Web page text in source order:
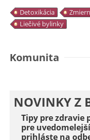
Detoxikácia
Liečivé bylinky
Komunita
NOVINKY Z
Tipy pre zdravie
pre
prihláste na